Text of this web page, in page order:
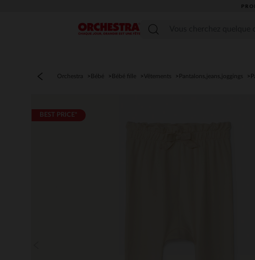
Menu
Orchestra Bébé Bébé fille Vêtements Pantalons,jeans,joggings
BEST PRICE*